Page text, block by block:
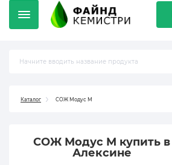
Каталог СОЖ Модус М
СОЖ Модус М купить в
Алексине